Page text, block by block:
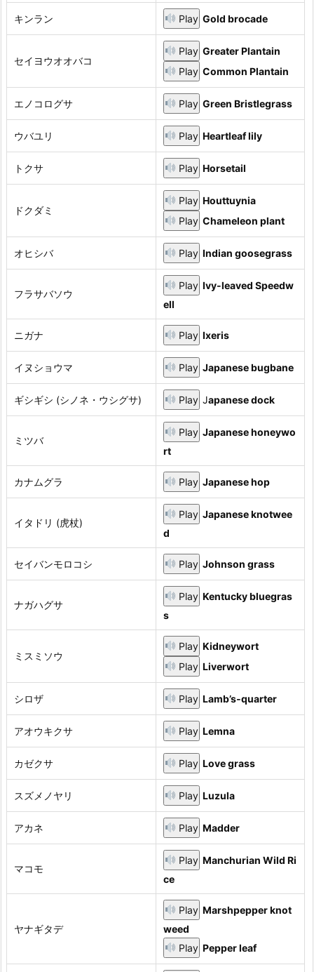
キンラン Play Gold brocade
セイヨウオオバコ
Play Greater Plantain
Play Common Plantain
エノコログサ Play Green Bristlegrass
ウバユリ Play Heartleaf lily
トクサ Play Horsetail
ドクダミ
Play Houttuynia
Play Chameleon plant
オヒシバ Play Indian goosegrass
フラサバソウ
Play Ivy-leaved Speedw
ell
ニガナ Play Ixeris
イヌショウマ Play Japanese bugbane
ギシギシ (シノネ・ウシグサ) Play Japanese dock
ミツバ
Play Japanese honeywo
rt
カナムグラ Play Japanese hop
イタドリ (虎杖)
Play Japanese knotwee
d
セイバンモロコシ Play Johnson grass
ナガハグサ
Play Kentucky bluegras
s
ミスミソウ
Play Kidneywort
Play Liverwort
シロザ Play Lamb’s‐quarter
アオウキクサ Play Lemna
カゼクサ Play Love grass
スズメノヤリ Play Luzula
アカネ Play Madder
マコモ
Play Manchurian Wild Ri
ce
ヤナギタデ
Play Marshpepper knot
weed
Play Pepper leaf